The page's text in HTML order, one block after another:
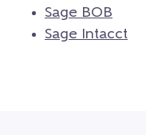
Sage BOB
Sage Intacct